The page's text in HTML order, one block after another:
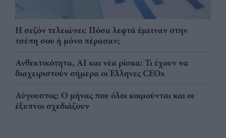
Η σεζόν τελειώνει: Πόσα λεφτά έμειναν στην
τσέπη σου ή μόνο πέρασαν;
Ανθεκτικότητα, AI και νέα ρίσκα: Τι έχουν να
διαχειριστούν σήμερα οι Έλληνες CEOs
Αύγουστος: Ο μήνας που όλοι κοιμούνται και οι
έξυπνοι σχεδιάζουν